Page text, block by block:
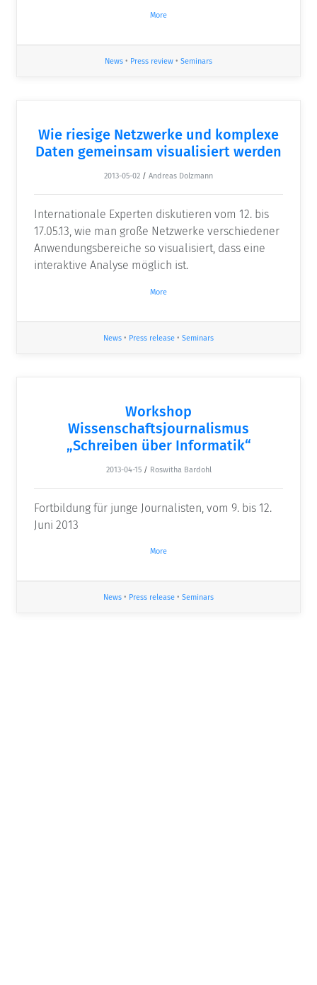
More
News • Press review • Seminars
Wie riesige Netzwerke und komplexe
Daten gemeinsam visualisiert werden
2013-05-02 / Andreas Dolzmann
Internationale Experten diskutieren vom 12. bis
17.05.13, wie man große Netzwerke verschiedener
Anwendungsbereiche so visualisiert, dass eine
interaktive Analyse möglich ist.
More
News • Press release • Seminars
Workshop
Wissenschaftsjournalismus
„Schreiben über Informatik“
2013-04-15 / Roswitha Bardohl
Fortbildung für junge Journalisten, vom 9. bis 12.
Juni 2013
More
News • Press release • Seminars